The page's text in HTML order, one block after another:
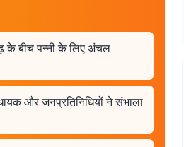
के बीच पन्नी के लिए अंचल
और जनप्रतिनिधियों ने संभाला